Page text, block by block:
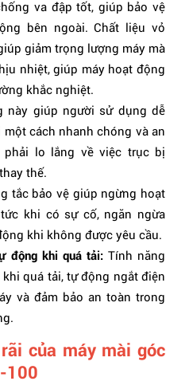
va đập tốt, giúp bảo vệ
bên ngoài. Chất liệu vỏ
giảm trọng lượng máy mà
nhiệt, giúp máy hoạt động
khắc nghiệt.
này giúp người sử dụng dễ
cách nhanh chóng và an
phải lo lắng về việc trục bị
thế.
tắc bảo vệ giúp ngừng hoạt
khi có sự cố, ngăn ngừa
khi không được yêu cầu.
động khi quá tải: Tính năng
quá tải, tự động ngắt điện
và đảm bảo an toàn trong
của máy mài góc
100